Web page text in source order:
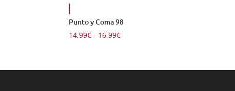
Punto y Coma 98
14,99€ - 16,99€Rango
desde